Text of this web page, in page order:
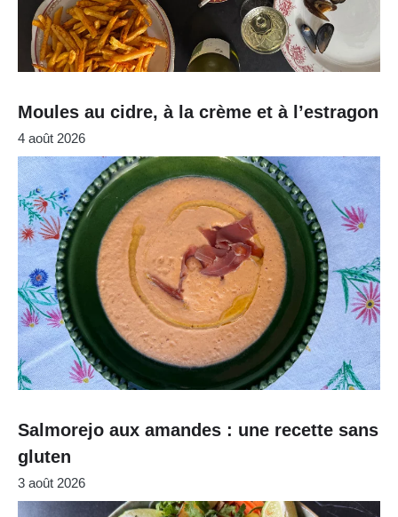
Moules au cidre, à la crème et à l’estragon
4 août 2026
Salmorejo aux amandes : une recette sans
gluten
3 août 2026